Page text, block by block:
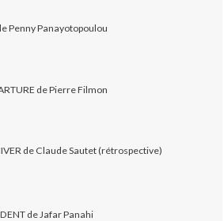
Penny Panayotopoulou
de Pierre Filmon
de Claude Sautet (rétrospective)
de Jafar Panahi